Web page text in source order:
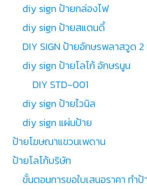
diy sign ป้ายกล่องไฟ
diy sign ป้ายสแตนดี้
DIY SIGN ป้ายอักษรพลาสวูด 2
diy sign ป้ายโลโก้ อักษรนูน
DIY STD-001
diy sign ป้ายไวนิล
diy sign แผ่นป้าย
ป้ายโฆษณาแขวนเพดาน
ป้ายโลโก้บริษัท
ขั้นตอนการขอใบเสนอราคา ทำป้